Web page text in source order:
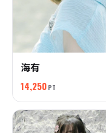
海有
14,250 PT